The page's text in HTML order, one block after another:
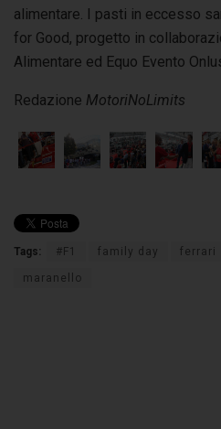
alimentare. I pasti in eccesso
for Good, progetto in
Alimentare ed Equo Evento
Redazione MotoriNoLimits
Tags: #F1 family day ferrari
maranello